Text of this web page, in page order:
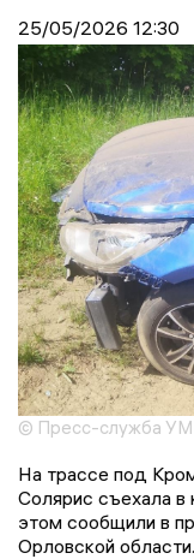
25/05/2026 12:30
© Пресс-служба
На трассе под
Солярис съехала в
этом сообщили в
Орловской области.